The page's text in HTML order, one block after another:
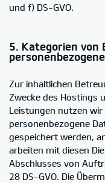
und f) DS-GVO.
5. Kategorien von
Zur inhaltlichen
Zwecke des Hostings
Leistungen nutzen
personenbezogene
gespeichert werden,
arbeiten mit diesen
Abschlusses von
28 DS-GVO. Die